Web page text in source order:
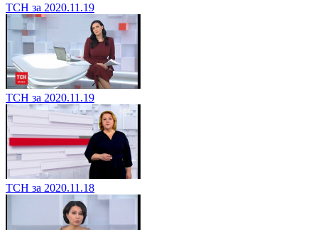
ТСН за 2020.11.19
ТСН за 2020.11.19
ТСН за 2020.11.18